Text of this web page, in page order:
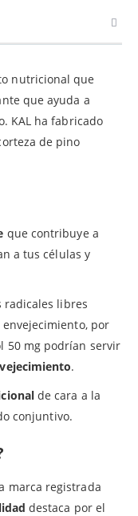
nutricional que
que ayuda a
KAL ha fabricado
de pino
que contribuye a
a tus células y
radicales libres
por
50 mg podrían servir
.
de cara a la
conjuntivo.
marca registrada
destaca por el